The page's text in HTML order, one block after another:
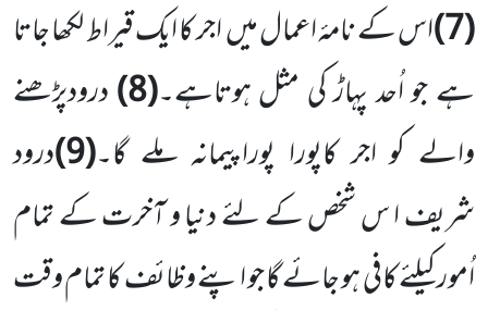
(7) اس کے نامۂ اعمال میں اجر کا ایک قیراط لکھا جاتا
ہے جو اُحد پہاڑ کی مثل ہوتاہے۔(8)
درودپڑھنے
والے کو اجر کاپورا پوراپیمانہ ملے گا۔(9) درود
شریف ا س شخص کے لئے دنیا و آخرت کے تمام
اُمور کیلئے کافی ہو جائے گا جو اپنے وظائف کا تمام وقت